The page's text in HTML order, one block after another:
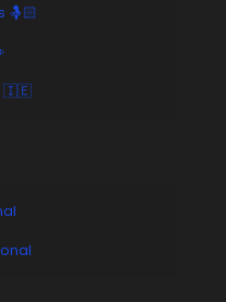
🤱🏻
🇮🇪